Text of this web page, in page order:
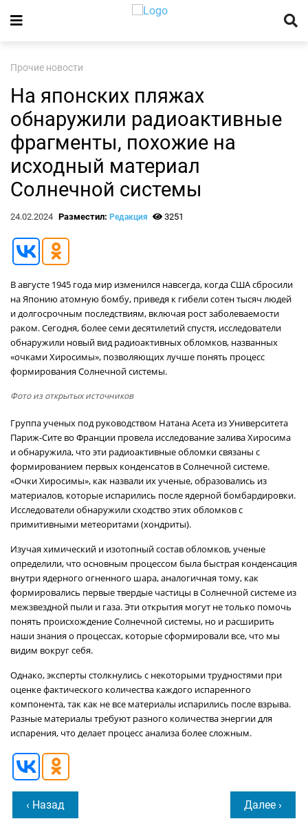
Прочие новости
На японских пляжах
обнаружили радиоактивные
фрагменты, похожие на
исходный материал
Солнечной системы
24.02.2024 Разместил: Редакция 3251
В августе 1945 года мир изменился навсегда, когда США сбросили
на Японию атомную бомбу, приведя к гибели сотен тысяч людей
и долгосрочным последствиям, включая рост заболеваемости
раком. Сегодня, более семи десятилетий спустя, исследователи
обнаружили новый вид радиоактивных обломков, названных
«очками Хиросимы», позволяющих лучше понять процесс
формирования Солнечной системы.
Фото из открытых источников
Группа ученых под руководством Натана Асета из Университета
Париж-Сите во Франции провела исследование залива Хиросима
и обнаружила, что эти радиоактивные обломки связаны с
формированием первых конденсатов в Солнечной системе.
«Очки Хиросимы», как назвали их ученые, образовались из
материалов, которые испарились после ядерной бомбардировки.
Исследователи обнаружили сходство этих обломков с
примитивными метеоритами (хондриты).
Изучая химический и изотопный состав обломков, ученые
определили, что основным процессом была быстрая конденсация
внутри ядерного огненного шара, аналогичная тому, как
формировались первые твердые частицы в Солнечной системе из
межзвездной пыли и газа. Эти открытия могут не только помочь
понять происхождение Солнечной системы, но и расширить
наши знания о процессах, которые сформировали все, что мы
видим вокруг себя.
Однако, эксперты столкнулись с некоторыми трудностями при
оценке фактического количества каждого испаренного
компонента, так как не все материалы испарились после взрыва.
Разные материалы требуют разного количества энергии для
испарения, что делает процесс анализа более сложным.
‹ Назад Далее ›